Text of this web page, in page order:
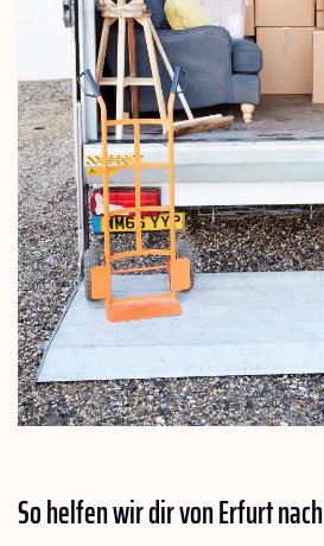
So helfen wir dir von Erfurt nach